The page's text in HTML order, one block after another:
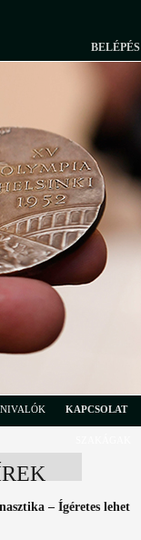
BELÉPÉS
KAPCSOLAT
– Ígéretes lehet